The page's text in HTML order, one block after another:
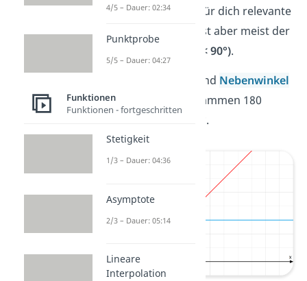
gleich groß. Der für dich relevante
Schnittwinkel α
ist aber meist der
kleinere Winkel (< 90°).
Alpha und Beta sind Nebenwinkel
und ergeben zusammen 180
Grad:
.
4/5 – Dauer: 02:34
Punktprobe
5/5 – Dauer: 04:27
Funktionen
Funktionen - fortgeschritten
Stetigkeit
1/3 – Dauer: 04:36
Asymptote
2/3 – Dauer: 05:14
Lineare
Interpolation